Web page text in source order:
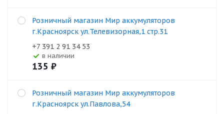
Розничный магазин Мир аккумуляторов
г.Красноярск ул.Телевизорная,1 стр.31
+7 391 2 91 34 53
В наличии
135 ₽
Розничный магазин Мир аккумуляторов
г.Красноярск ул.Павлова,54